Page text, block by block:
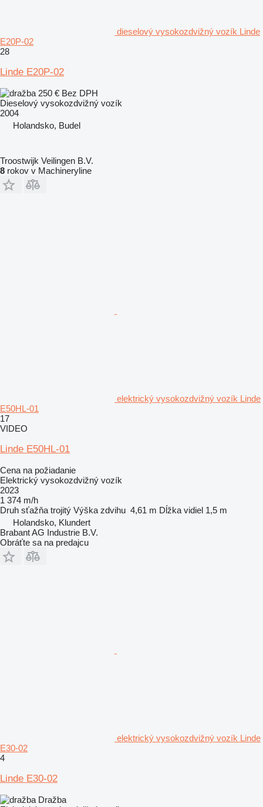
dieselový vysokozdvižný vozík Linde
E20P-02
28
Linde E20P-02
250 € Bez DPH
Dieselový vysokozdvižný vozík
2004
Holandsko, Budel
Troostwijk Veilingen B.V.
8 rokov v Machineryline
elektrický vysokozdvižný vozík Linde
E50HL-01
17
VIDEO
Linde E50HL-01
Cena na požiadanie
Elektrický vysokozdvižný vozík
2023
1 374 m/h
Druh sťažňa trojitý Výška zdvihu 4,61 m Dĺžka vidiel 1,5 m
Holandsko, Klundert
Brabant AG Industrie B.V.
Obráťte sa na predajcu
elektrický vysokozdvižný vozík Linde
E30-02
4
Linde E30-02
Dražba